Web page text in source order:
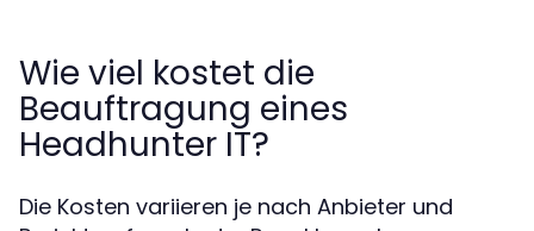
Wie viel kostet die
Beauftragung eines
Headhunter IT?
Die Kosten variieren je nach Anbieter und